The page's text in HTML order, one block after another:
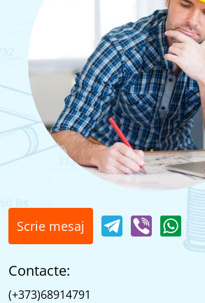
Scrie mesaj
Contacte:
(+373)68914791